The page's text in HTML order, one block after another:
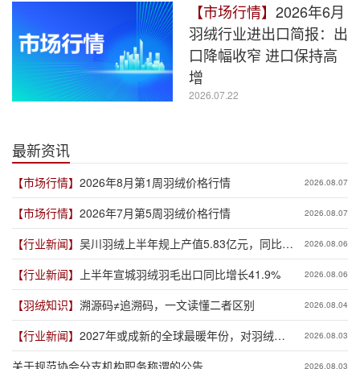
【市场行情】 2026年6月
羽绒行业进出口简报：出
口降幅收窄 进口保持高
增
2026.07.22
最新资讯
【市场行情】 2026年8月第1周羽绒价格行情 2026.08.07
【市场行情】 2026年7月第5周羽绒价格行情 2026.08.07
【行业新闻】 吴川羽绒上半年规上产值5.83亿元，同比增
长19.3%
2026.08.06
【行业新闻】 上半年宣城羽绒羽毛出口同比增长41.9% 2026.08.06
【羽绒知识】 溯源码≠追溯码，一文读懂二者区别 2026.08.04
【行业新闻】 2027年或成新的全球最暖年份，对羽绒产
业有何影响？
2026.08.03
2026.08.03